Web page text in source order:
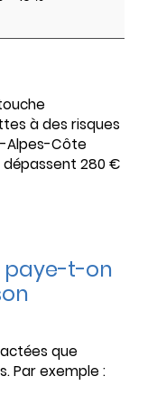
à des risques
Alpes-Côte
dépassent 280 €
paye-t-on
que
Par exemple :